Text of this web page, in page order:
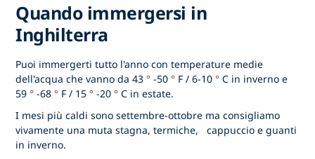
Quando immergersi in
Inghilterra
Puoi immergerti tutto l'anno con temperature medie
dell'acqua che vanno da 43° -50° F / 6-10° C in inverno e
59° -68° F / 15° -20° C in estate.
I mesi più caldi sono settembre-ottobre ma consigliamo
vivamente una muta stagna, termiche,
cappuccio e guanti
in inverno.